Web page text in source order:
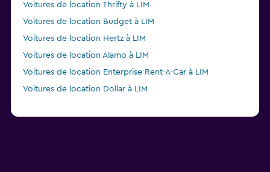
Voitures de location Thrifty à LIM
Voitures de location Budget à LIM
Voitures de location Hertz à LIM
Voitures de location Alamo à LIM
Voitures de location Enterprise Rent-A-Car à LIM
Voitures de location Dollar à LIM